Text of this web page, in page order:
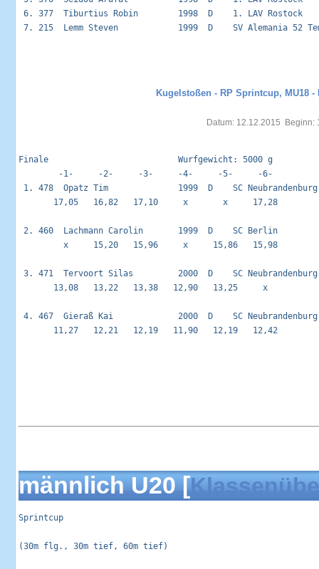
6. 377  Tiburtius Robin        1998  D    1. LAV
7. 215  Lemm Steven            1999  D    SV Alemania
Kugelstoßen - RP Sprintcup, MU18 -
Datum: 12.12.2015  Beginn:
Finale
-1-     -2-     -3-     -4-
1. 478  Opatz Tim              1999  D    SC
17,05   16,82   17,10     x
2. 460  Lachmann Carolin       1999  D    SC
x     15,20   15,96     x
3. 471  Tervoort Silas         2000  D    SC
13,08   13,22   13,38   12,90
4. 467  Gieraß Kai             2000  D    SC
11,27   12,21   12,19   11,90
männlich U20 [
Sprintcup
(30m flg., 30m tief, 60m tief)